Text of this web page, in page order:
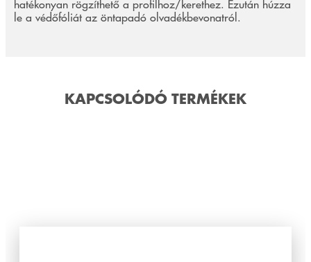
hatékonyan rögzíthető a profilhoz/kerethez. Ezután húzza
le a védőfóliát az öntapadó olvadékbevonatról.
KAPCSOLÓDÓ TERMÉKEK